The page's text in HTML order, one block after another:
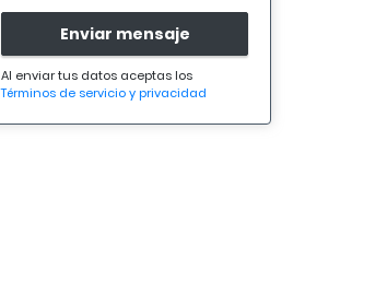
Enviar mensaje
Al enviar tus datos aceptas los
Términos de servicio y privacidad